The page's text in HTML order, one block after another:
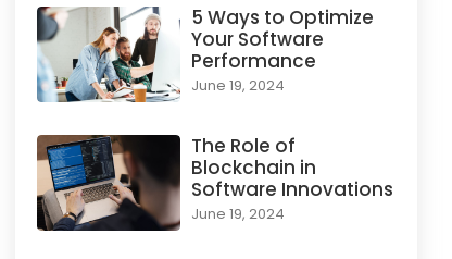
5 Ways to Optimize
Your Software
Performance
June 19, 2024
The Role of
Blockchain in
Software Innovations
June 19, 2024